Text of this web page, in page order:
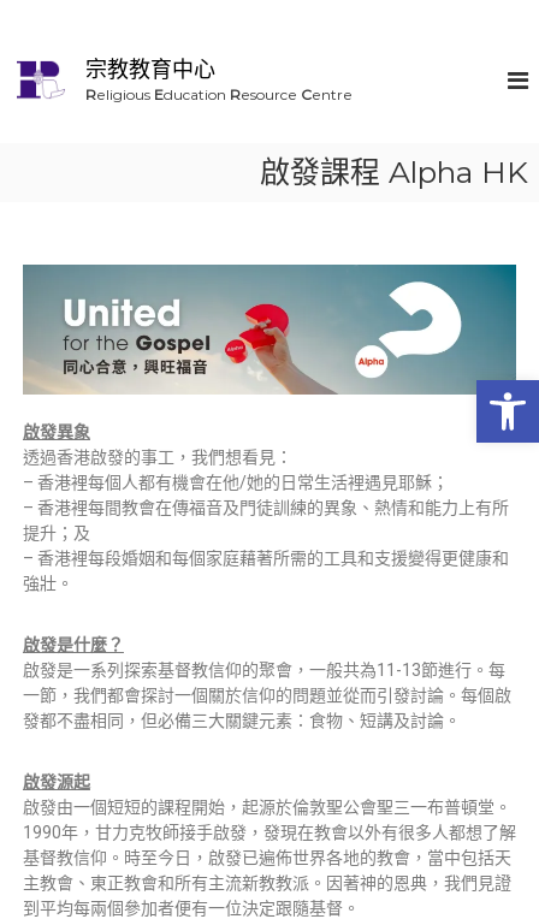
宗教教育中心
Religious Education Resource Centre
啟發課程 Alpha HK
啟發異象
透過香港啟發的事工，我們想看見：
– 香港裡每個人都有機會在他/她的日常生活裡遇見耶穌；
– 香港裡每間教會在傳福音及門徒訓練的異象、熱情和能力上有所
提升；及
– 香港裡每段婚姻和每個家庭藉著所需的工具和支援變得更健康和
強壯。
啟發是什麼？
啟發是一系列探索基督教信仰的聚會，一般共為11-13節進行。每
一節，我們都會探討一個關於信仰的問題並從而引發討論。每個啟
發都不盡相同，但必備三大關鍵元素：食物、短講及討論。
啟發源起
啟發由一個短短的課程開始，起源於倫敦聖公會聖三一布普頓堂。
1990年，甘力克牧師接手啟發，發現在教會以外有很多人都想了解
基督教信仰。時至今日，啟發已遍佈世界各地的教會，當中包括天
主教會、東正教會和所有主流新教教派。因著神的恩典，我們見證
到平均每兩個參加者便有一位決定跟隨基督。